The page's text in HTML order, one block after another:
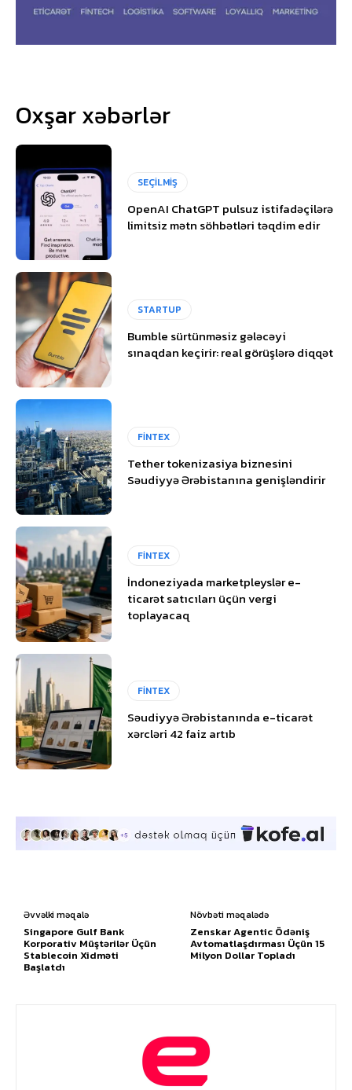
Oxşar xəbərlər
SEÇİLMİŞ
OpenAI ChatGPT pulsuz istifadəçilərə
limitsiz mətn söhbətləri təqdim edir
STARTUP
Bumble sürtünməsiz gələcəyi
sınaqdan keçirir: real görüşlərə diqqət
FİNTEX
Tether tokenizasiya biznesini
Səudiyyə Ərəbistanına genişləndirir
FİNTEX
İndoneziyada marketpleyslər e-
ticarət satıcıları üçün vergi
toplayacaq
FİNTEX
Səudiyyə Ərəbistanında e-ticarət
xərcləri 42 faiz artıb
Əvvəlki məqalə
Singapore Gulf Bank
Korporativ Müştərilər Üçün
Stablecoin Xidməti
Başlatdı
Növbəti məqalədə
Zenskar Agentic Ödəniş
Avtomatlaşdırması Üçün 15
Milyon Dollar Topladı